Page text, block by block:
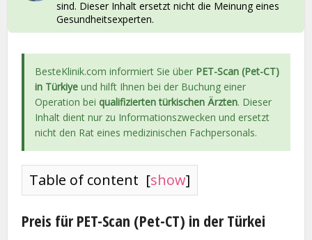
sind. Dieser Inhalt ersetzt nicht die Meinung eines
Gesundheitsexperten.
BesteKlinik.com informiert Sie über PET-Scan (Pet-CT)
in Türkiye und hilft Ihnen bei der Buchung einer
Operation beiqualifizierten türkischen Ärzten. Dieser
Inhalt dient nur zu Informationszwecken und ersetzt
nicht den Rat eines medizinischen Fachpersonals.
Table of content [show]
Preis für PET-Scan (Pet-CT) in der Türkei